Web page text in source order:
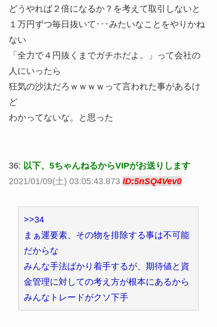
どうやれば２倍になるか？を考えて取引しないと
１万円ずつ毎日抜いて･･･みたいなことをやりかね
ない
「全力で４円抜くまでガチホだよ。」って会社の
人にいったら
狂気の沙汰だろｗｗｗｗって言われた事があるけ
ど
わかってないな。と思った
36: 以下、5ちゃんねるからVIPがお送りします
2021/01/09(土) 03:05:43.873 ID:5nSQ4Vev0
>>34
まぁ運要素、その物を排除する事は不可能
だからな
みんな手法ばかり着手するが、期待値と資
金管理に対しての考え方が根本にあるから
みんなトレードがクソ下手